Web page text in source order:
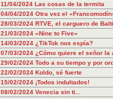
11/04/2024 Las cosas de la termita
04/04/2024 Otra vez el
28/03/2024 RTVE, el carguero de
21/03/2024 «Nine to Five»
14/03/2024 ¿TikTok nos espía?
07/03/2024 ¿Cómo quiere el señor la
29/02/2024 Todo a su tiempo y por
22/02/2024 Koldo, sé fuerte
15/02/2024 ¡Todos indultados!
08/02/2024 Venecia sin ti...